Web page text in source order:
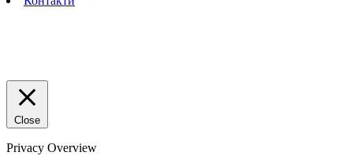
Close
Privacy Overview